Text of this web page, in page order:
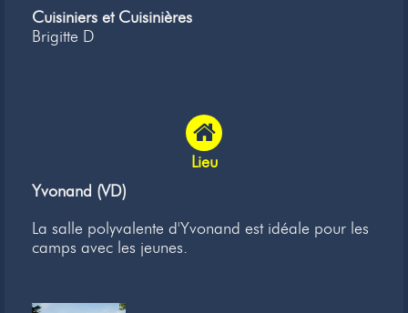
Cuisiniers et Cuisinières
Brigitte D
Lieu
Yvonand (VD)
La salle polyvalente d'Yvonand est idéale pour les
camps avec les jeunes.